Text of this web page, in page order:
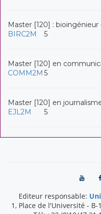
Master [120] :
BIRC2M
5
Master [120] en
COMM2M 5
Master [120] en
EJL2M
5
Editeur responsable:
1, Place de l'Université - B-